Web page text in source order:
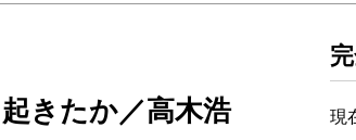
きたか／高木浩
現